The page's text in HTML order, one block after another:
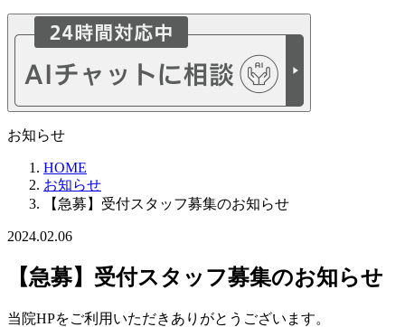
お知らせ
HOME
お知らせ
【急募】受付スタッフ募集のお知らせ
2024.02.06
【急募】受付スタッフ募集のお知らせ
当院HPをご利用いただきありがとうございます。